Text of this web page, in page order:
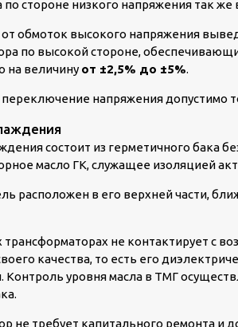
по стороне низкого напряжения так
обмоток высокого напряжения
по высокой стороне,
на величину от ±2,5% до ±5%.
напряжения допустимо
состоит из герметичного бака
масло ГК, служащее изоляцией
расположен в его верхней части,
не контактирует с
качества, то есть его
Контроль уровня масла в ТМГ
не требует капитального ремонта и